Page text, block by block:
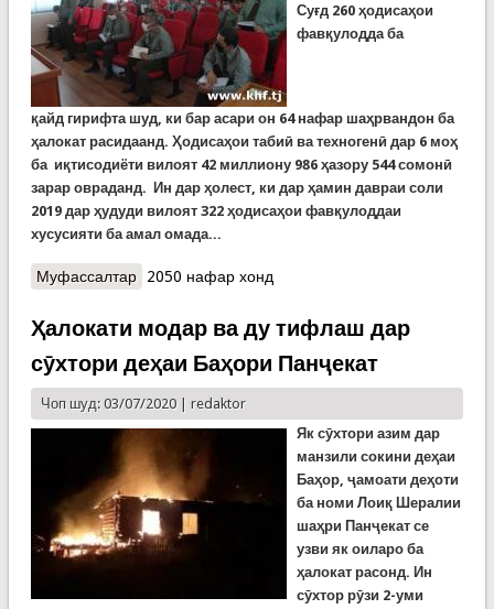
Суғд 260 ҳодисаҳои
фавқулодда ба
қайд гирифта шуд, ки бар асари он 64 нафар шаҳрвандон ба
ҳалокат расидаанд. Ҳодисаҳои табиӣ ва техногенӣ дар 6 моҳ
ба иқтисодиёти вилоят 42 миллиону 986 ҳазору 544 сомонӣ
зарар овраданд. Ин дар ҳолест, ки дар ҳамин давраи соли
2019 дар ҳудуди вилоят 322 ҳодисаҳои фавқулоддаи
хусусияти ба амал омада...
Муфассалтаро Беш аз 42 миллион сомонӣ зарари ҳодисаҳои
2050 нафар хонд
Ҳалокати модар ва ду тифлаш дар
сӯхтори деҳаи Баҳори Панҷекат
Чоп шуд: 03/07/2020 | redaktor
Як сӯхтори азим дар
манзили сокини деҳаи
Баҳор, ҷамоати деҳоти
ба номи Лоиқ Шералии
шаҳри Панҷекат се
узви як оиларо ба
ҳалокат расонд. Ин
сӯхтор рӯзи 2-уми